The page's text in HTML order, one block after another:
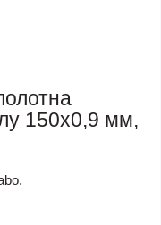
150х0,9 мм,